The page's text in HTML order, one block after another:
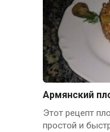
Армянский
Этот рецепт
простой и